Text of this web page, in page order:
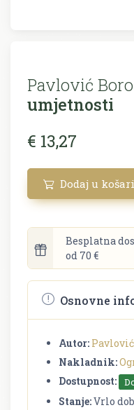
Pavlović
umjetnosti
€ 13,27
Dodaj u
Besplatna
od 70 €
Osnovne
Autor:
Nakladnik:
Dostupnost:
Stanje:Vrlo